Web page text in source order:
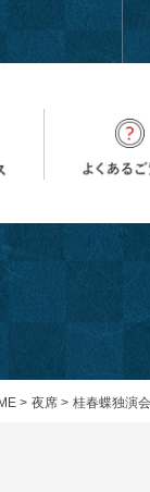
> 夜席 > 桂春蝶独演